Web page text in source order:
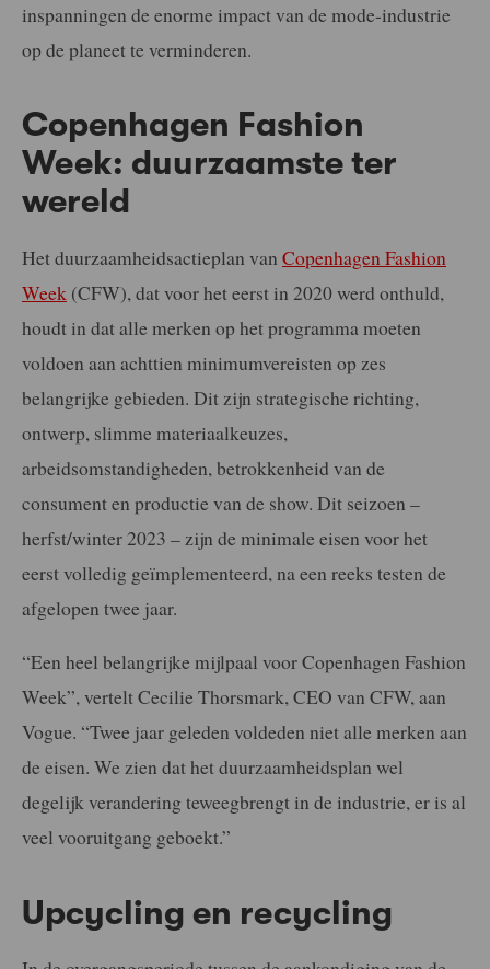
inspanningen de enorme impact van de mode-industrie
op de planeet te verminderen.
Copenhagen Fashion
Week: duurzaamste ter
wereld
Het duurzaamheidsactieplan van Copenhagen Fashion
Week (CFW), dat voor het eerst in 2020 werd onthuld,
houdt in dat alle merken op het programma moeten
voldoen aan achttien minimumvereisten op zes
belangrijke gebieden. Dit zijn strategische richting,
ontwerp, slimme materiaalkeuzes,
arbeidsomstandigheden, betrokkenheid van de
consument en productie van de show. Dit seizoen –
herfst/winter 2023 – zijn de minimale eisen voor het
eerst volledig geïmplementeerd, na een reeks testen de
afgelopen twee jaar.
“Een heel belangrijke mijlpaal voor Copenhagen Fashion
Week”, vertelt Cecilie Thorsmark, CEO van CFW, aan
Vogue. “Twee jaar geleden voldeden niet alle merken aan
de eisen. We zien dat het duurzaamheidsplan wel
degelijk verandering teweegbrengt in de industrie, er is al
veel vooruitgang geboekt.”
Upcycling en recycling